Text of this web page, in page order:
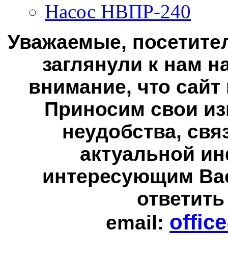
Насос НВПР-240
Уважаемые,
заглянули к нам
внимание, что сайт
Приносим свои
неудобства,
актуальной
интересующим
email: